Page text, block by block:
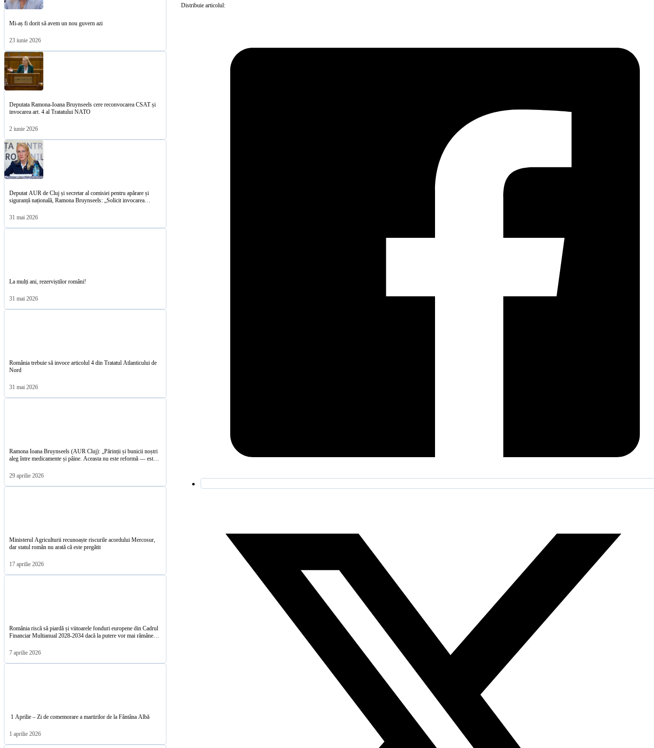
Distribuie articolul:
Mi-aș fi dorit să avem un nou guvern azi
23 iunie 2026
Deputata Ramona-Ioana Bruynseels cere reconvocarea CSAT și
invocarea art. 4 al Tratatului NATO
2 iunie 2026
Deputat AUR de Cluj și secretar al comisiei pentru apărare și
siguranță națională, Ramona Bruynseels: „Solicit invocarea
31 mai 2026
La mulți ani, rezerviștilor români!
31 mai 2026
România trebuie să invoce articolul 4 din Tratatul Atlanticului de
Nord
31 mai 2026
Ramona Ioana Bruynseels (AUR Cluj): „Părinții și bunicii noștri
aleg între medicamente și pâine. Aceasta nu este reformă — este
29 aprilie 2026
Ministerul Agriculturii recunoaște riscurile acordului Mercosur,
dar statul român nu arată că este pregătit
17 aprilie 2026
România riscă să piardă și viitoarele fonduri europene din Cadrul
Financiar Multianual 2028-2034 dacă la putere vor mai rămâne
7 aprilie 2026
1 Aprilie – Zi de comemorare a martirilor de la Fântâna Albă
1 aprilie 2026